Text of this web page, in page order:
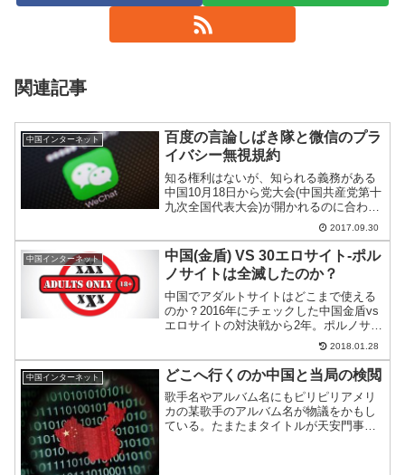
関連記事
中国インターネット
百度の言論しばき隊と微信のプラ
イバシー無視規約
知る権利はないが、知られる義務がある
中国10月18日から党大会(中国共産党第十
九次全国代表大会)が開かれるのに合わせ
て、国内では規制が強化されている。検
索サイト企業はサイバーポリスを結成、
テンセントはプライバシー無視を掲げ
る。情報・言論統制...
2017.09.30
中国インターネット
中国(金盾) VS 30エロサイト-ポル
ノサイトは全滅したのか？
中国でアダルトサイトはどこまで使える
のか？2016年にチェックした中国金盾vs
エロサイトの対決戦から2年。ポルノサイ
ト全滅に意欲的な習近平政権の”いま”をチ
ェックした。海外系と日系あわせて30サ
イトをチェックしたが、その結果はいか
に…？
2018.01.28
中国インターネット どこへ行くのか中国と当局の検閲
歌手名やアルバム名にもピリピリアメリ
カの某歌手のアルバム名が物議をかもし
ている。たまたまタイトルが天安門事件